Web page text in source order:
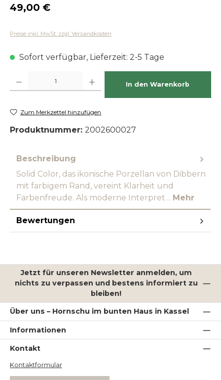
Regulärer Preis:
49,00 €
Preise inkl. MwSt. zzgl. Versandkosten
Sofort verfügbar, Lieferzeit: 2-5 Tage
In den Warenkorb
Zum Merkzettel hinzufügen
Produktnummer: 2002600027
Beschreibung
Solid Color, das ikonische Porzellan von Dibbern
mit farbigem Rand, vereint Klarheit und
Farbenfreude. Als moderne Interpret… Mehr
Bewertungen
Jetzt für unseren Newsletter anmelden, um
nichts zu verpassen und bestens informiert zu
bleiben!
Über uns – Hornschu im bunten Haus in Kassel
Informationen
Kontakt
Kontaktformular